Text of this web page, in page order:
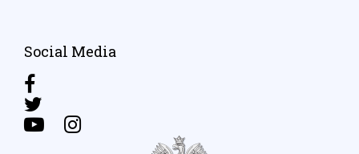
Social Media